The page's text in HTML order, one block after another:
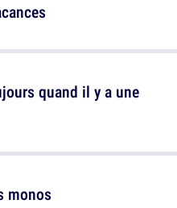
quand il y a une
monos